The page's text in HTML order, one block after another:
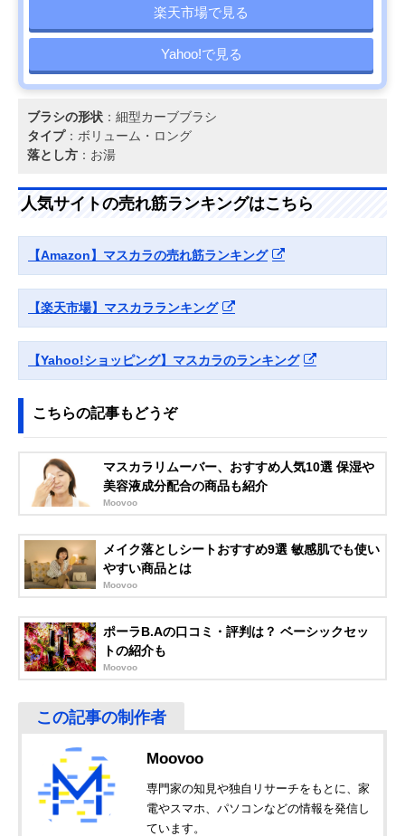
楽天市場で見る
Yahoo!で見る
ブラシの形状 ：細型カーブブラシ
タイプ：ボリューム・ロング
落とし方 ：お湯
人気サイトの売れ筋ランキングはこちら
【Amazon】マスカラの売れ筋ランキング
【楽天市場】マスカラランキング
【Yahoo!ショッピング】マスカラのランキング
こちらの記事もどうぞ
マスカラリムーバー、おすすめ人気10選 保湿や
美容液成分配合の商品も紹介
Moovoo
メイク落としシートおすすめ9選 敏感肌でも使い
やすい商品とは
Moovoo
ポーラB.Aの口コミ・評判は？ ベーシックセッ
トの紹介も
Moovoo
Moovoo
専門家の知見や独自リサーチをもとに、家
電やスマホ、パソコンなどの情報を発信し
ています。